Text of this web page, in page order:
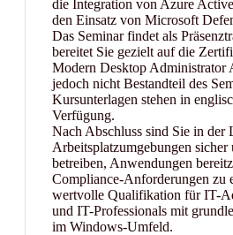
die Integration von Azure
den Einsatz von Microsoft
Das Seminar findet als
bereitet Sie gezielt auf die
Modern Desktop Administrator
jedoch nicht Bestandteil des
Kursunterlagen stehen in
Verfügung.
Nach Abschluss sind Sie in der
Arbeitsplatzumgebungen
betreiben, Anwendungen
Compliance-Anforderungen zu
wertvolle Qualifikation für IT-
und IT-Professionals mit
im Windows-Umfeld.